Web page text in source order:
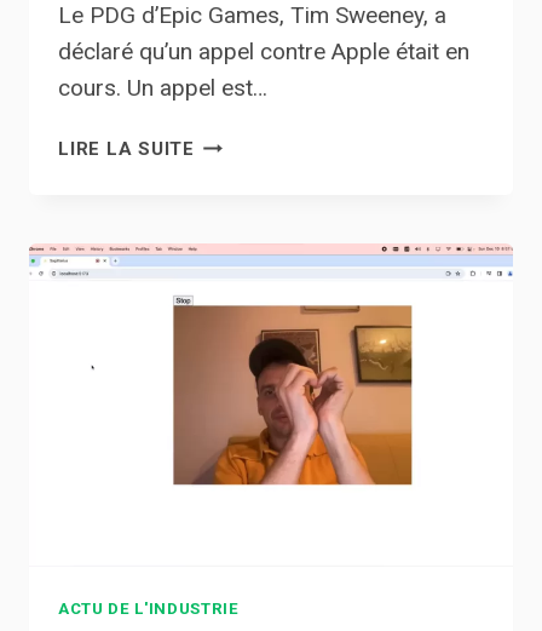
Le PDG d’Epic Games, Tim Sweeney, a
déclaré qu’un appel contre Apple était en
cours. Un appel est…
LIRE LA SUITE LE
DÉCLARE
APRÈS
VICTOIRE
CONTRE
GOOGLE
ACTU DE L'INDUSTRIE